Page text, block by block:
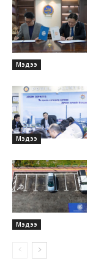
Мэдээ
Мэдээ
Мэдээ